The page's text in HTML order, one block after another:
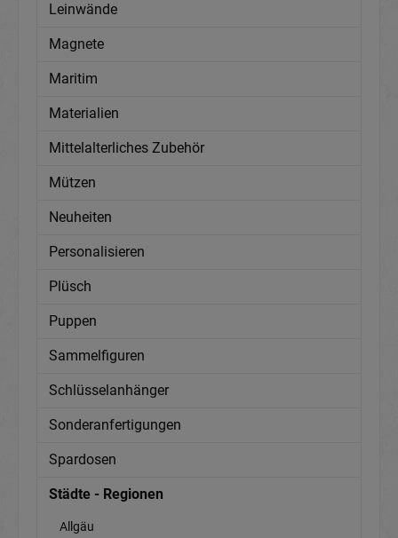
Leinwände
Magnete
Maritim
Materialien
Mittelalterliches Zubehör
Mützen
Neuheiten
Personalisieren
Plüsch
Puppen
Sammelfiguren
Schlüsselanhänger
Sonderanfertigungen
Spardosen
Städte - Regionen
Allgäu